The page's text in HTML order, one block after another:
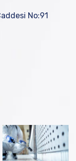
No:91